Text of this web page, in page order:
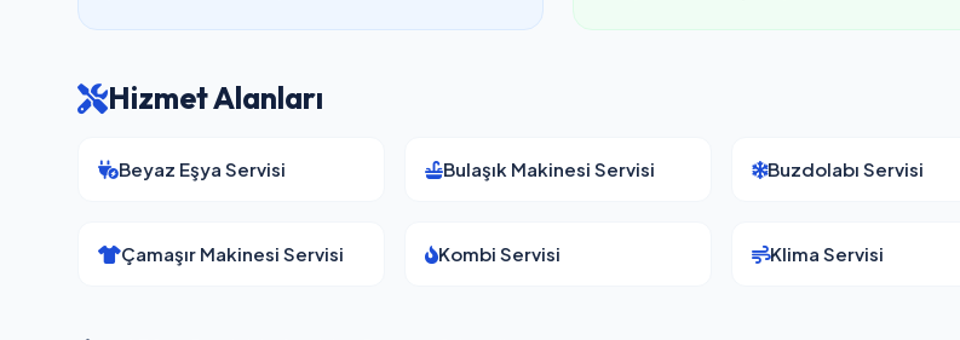
Hizmet Alanları
Beyaz Eşya Servisi Bulaşık Makinesi Servisi Buzdolabı Servisi
Çamaşır Makinesi Servisi Kombi Servisi Klima Servisi